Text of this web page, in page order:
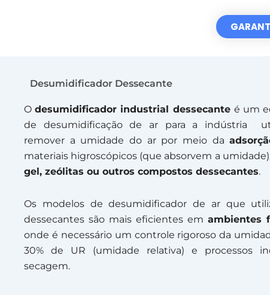
Desumidificador Dessecante
Odesumidificador industrial dessecante é um
de desumidificação de ar para a indústria
remover a umidade do ar por meio da
materiais higroscópicos (que absorvem a
gel, zeólitas ou outros compostos dessecantes.
Os modelos de desumidificador de ar que
dessecantes são mais eficientes em ambientes
onde é necessário um controle rigoroso da
30% de UR (umidade relativa) e processos
secagem.